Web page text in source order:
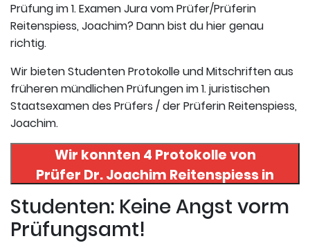
Prüfung im 1. Examen Jura vom Prüfer/Prüferin
Reitenspiess, Joachim? Dann bist du hier genau
richtig.
Wir bieten Studenten Protokolle und Mitschriften aus
früheren mündlichen Prüfungen im 1. juristischen
Staatsexamen des Prüfers / der Prüferin Reitenspiess,
Joachim.
Wir konnten 4 Protokolle von
Prüfer Dr. Joachim Reitenspiessin
uneserer Datenbank finden. Hier
registrieren und die Protokolle
abrufen.
Studenten: Keine Angst vorm
Prüfungsamt!